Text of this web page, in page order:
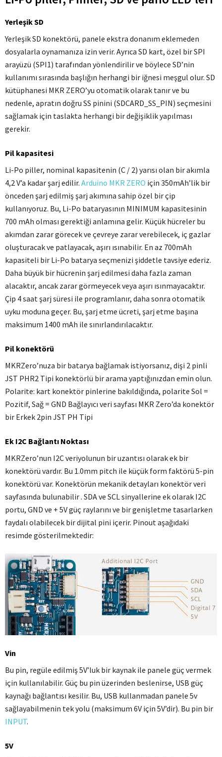
Yerleşik SD
Yerleşik SD konektörü, panele ekstra donanım eklemeden
dosyalarla oynamanıza izin verir. Ayrıca SD kart, özel bir SPI
arayüzü (SPI1) tarafından yönlendirilir ve böylece SD’nin
kullanımı sırasında başlığın herhangi bir iğnesi meşgul olur. SD
kütüphanesi MKR ZERO’yu otomatik olarak tanır ve bu
nedenle, apratın doğru SS pinini (SDCARD_SS_PIN) seçmesini
sağlamak için taslakta herhangi bir değişiklik yapılması
gerekir.
Pil kapasitesi
Li-Po piller, nominal kapasitenin (C / 2) yarısı olan bir akımla
4,2 V’a kadar şarj edilir. Arduino MKR ZERO için 350mAh’lik bir
önceden şarj edilmiş şarj akımına sahip özel bir çip
kullanıyoruz. Bu, Li-Po bataryasının MINIMUM kapasitesinin
700 mAh olması gerektiği anlamına gelir. Küçük hücreler bu
akımdan zarar görecek ve çevreye zarar verebilecek, iç gazlar
oluşturacak ve patlayacak, aşırı ısınabilir. En az 700mAh
kapasiteli bir Li-Po batarya seçmenizi şiddetle tavsiye ederiz.
Daha büyük bir hücrenin şarj edilmesi daha fazla zaman
alacaktır, ancak zarar görmeyecek veya aşırı ısınmayacaktır.
Çip 4 saat şarj süresi ile programlanır, daha sonra otomatik
uyku moduna geçer. Bu, şarj etme ücreti, şarj etme başına
maksimum 1400 mAh ile sınırlandırılacaktır.
Pil konektörü
MKRZero’nuza bir batarya bağlamak istiyorsanız, dişi 2 pinli
JST PHR2 Tipi konektörlü bir arama yaptığınızdan emin olun.
Polarite: kart konektör pinlerine bakıldığında, polarite Sol =
Pozitif, Sağ = GND Bağlayıcı veri sayfası MKR Zero’da konektör
bir Erkek 2pin JST PH Tipi
Ek I2C Bağlantı Noktası
MKRZero’nun I2C veriyolunun bir uzantısı olarak ek bir
konektörü vardır. Bu 1.0mm pitch ile küçük form faktörü 5-pin
konektörü var. Konektörün mekanik detayları konektör veri
sayfasında bulunabilir . SDA ve SCL sinyallerine ek olarak I2C
portu, GND ve + 5V güç raylarını ve bir genişletme tasarlarken
faydalı olabilecek bir dijital pini içerir. Pinout aşağıdaki
resimde gösterilmektedir:
Vin
Bu pin, regüle edilmiş 5V’luk bir kaynak ile panele güç vermek
için kullanılabilir. Güç bu pin üzerinden beslenirse, USB güç
kaynağı bağlantısı kesilir. Bu, USB kullanmadan panele 5v
sağlayabilmenin tek yolu (maksimum 6V için 5V’dir). Bu pin bir
INPUT.
5V